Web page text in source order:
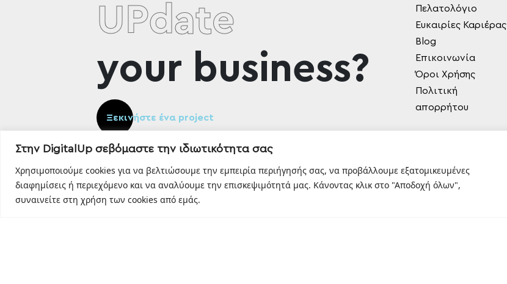
Στην DigitalUp σεβόμαστε την ιδιωτικότητα σας
Χρησιμοποιούμε cookies για να βελτιώσουμε την εμπειρία περιήγησής σας, να προβάλλουμε εξατομικευμένες
διαφημίσεις ή περιεχόμενο και να αναλύουμε την επισκεψιμότητά μας. Κάνοντας κλικ στο "Αποδοχή όλων",
συναινείτε στη χρήση των cookies από εμάς.
UPdate
your business?
Ξεκινήστε ένα project
Πελατολόγιο
Ευκαιρίες Καριέρας
Blog
Επικοινωνία
Όροι Χρήσης
Πολιτική
απορρήτου